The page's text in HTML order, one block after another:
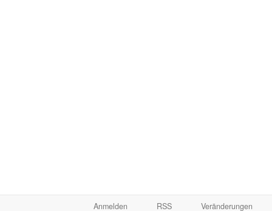
Anmelden RSS Veränderungen